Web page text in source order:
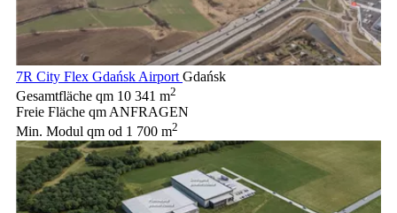
7R City Flex Gdańsk Airport Gdańsk
Gesamtfläche qm 10 341 m2
Freie Fläche qm ANFRAGEN
Min. Modul qm od 1 700 m2